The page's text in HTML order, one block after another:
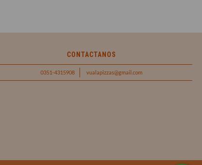
CONTACTANOS
0351-4315908 vualapizzas@gmail.com